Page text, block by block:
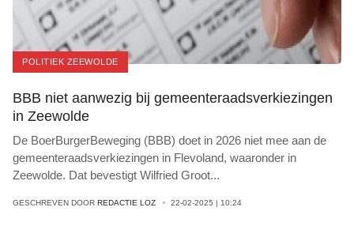
POLITIEK ZEEWOLDE
BBB niet aanwezig bij gemeenteraadsverkiezingen
in Zeewolde
De BoerBurgerBeweging (BBB) doet in 2026 niet mee aan de
gemeenteraadsverkiezingen in Flevoland, waaronder in
Zeewolde. Dat bevestigt Wilfried Groot...
GESCHREVEN DOOR REDACTIE LOZ 22-02-2025 | 10:24